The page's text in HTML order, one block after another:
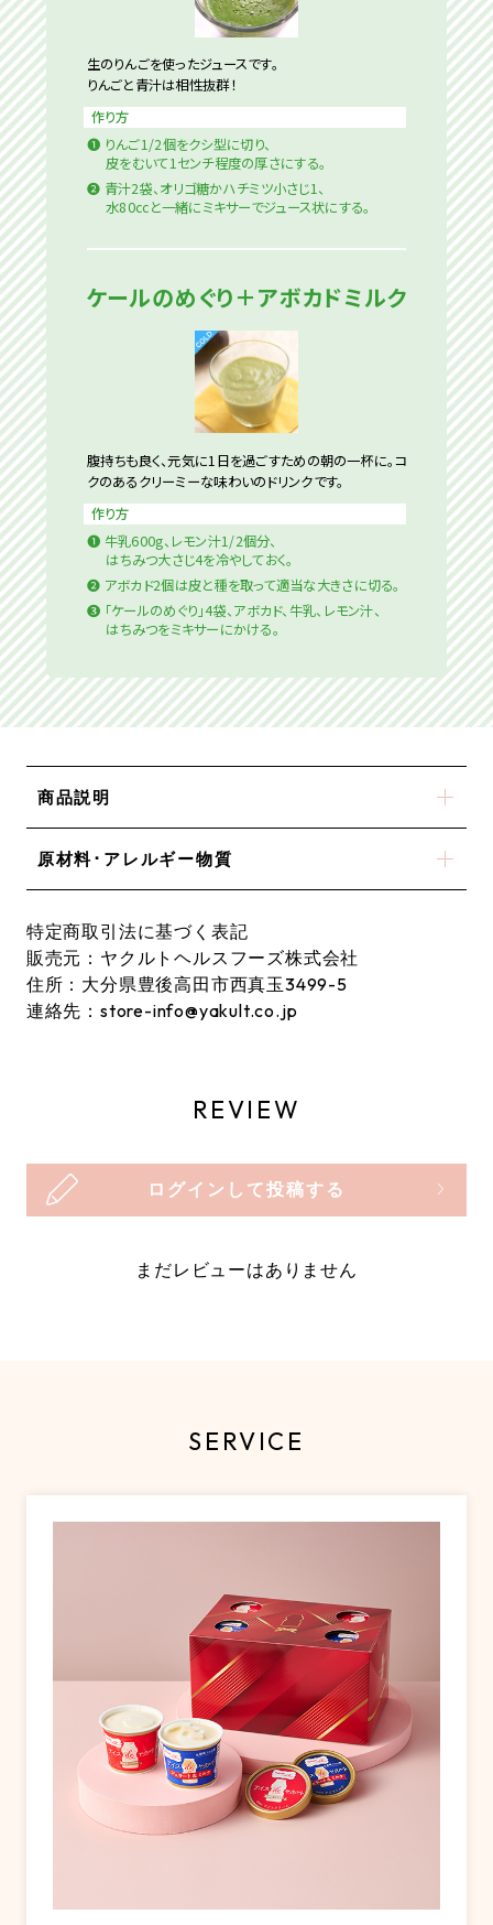
生のりんごを使ったジュースです。
りんごと青汁は相性抜群！
作り方
❶ りんご1/2個をクシ型に切り、
皮をむいて1センチ程度の厚さにする。
❷ 青汁2袋、オリゴ糖かハチミツ小さじ1、
水80ccと一緒にミキサーでジュース状にする。
ケールのめぐり＋アボカドミルク
腹持ちも良く、元気に1日を過ごすための朝の一杯に。コ
クのあるクリーミーな味わいのドリンクです。
作り方
❶ 牛乳600g、レモン汁1/2個分、
はちみつ大さじ4を冷やしておく。
❷ アボカド2個は皮と種を取って適当な大きさに切る。
❸ 「ケールのめぐり」4袋、アボカド、牛乳、レモン汁、
はちみつをミキサーにかける。
商品説明
原材料･アレルギー物質
特定商取引法に基づく表記
販売元：ヤクルトヘルスフーズ株式会社
住所：大分県豊後高田市西真玉3499-5
連絡先：store-info@yakult.co.jp
REVIEW
ログインして投稿する
まだレビューはありません
SERVICE